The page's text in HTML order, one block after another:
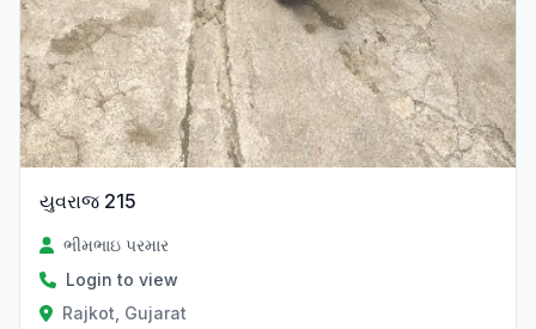
યુવરાજ 215
ભીમભાઇ પરમાર
Login to view
Rajkot, Gujarat